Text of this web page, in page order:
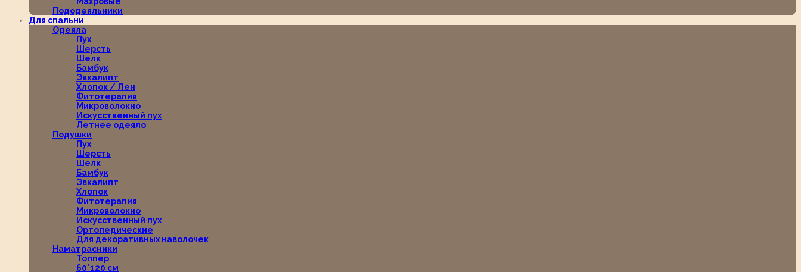
Пододеяльники
Для спальни
Одеяла
Пух
Шерсть
Шелк
Бамбук
Эвкалипт
Хлопок / Лен
Фитотерапия
Микроволокно
Искусственный пух
Летнее одеяло
Подушки
Пух
Шерсть
Шелк
Бамбук
Эвкалипт
Хлопок
Фитотерапия
Микроволокно
Искусственный пух
Ортопедические
Для декоративных наволочек
Наматрасники
Топпер
60*120 см